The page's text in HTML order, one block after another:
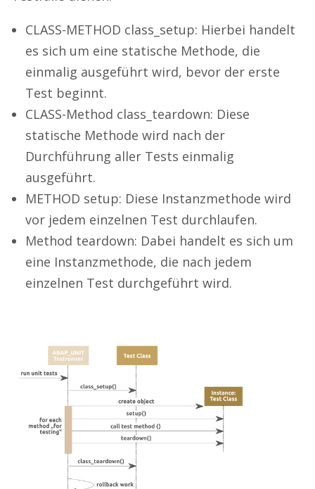
CLASS-METHOD class_setup: Hierbei handelt
es sich um eine statische Methode, die
einmalig ausgeführt wird, bevor der erste
Test beginnt.
CLASS-Method class_teardown: Diese
statische Methode wird nach der
Durchführung aller Tests einmalig
ausgeführt.
METHOD setup: Diese Instanzmethode wird
vor jedem einzelnen Test durchlaufen.
Method teardown: Dabei handelt es sich um
eine Instanzmethode, die nach jedem
einzelnen Test durchgeführt wird.